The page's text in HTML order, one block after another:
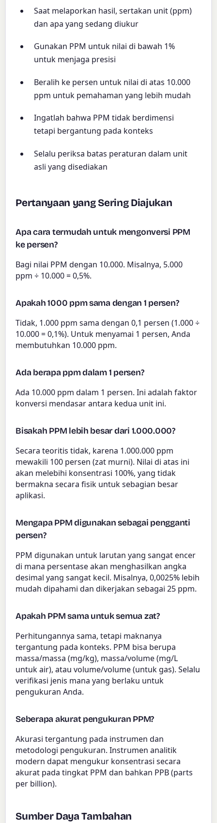
Saat melaporkan hasil, sertakan unit (ppm)
dan apa yang sedang diukur
Gunakan PPM untuk nilai di bawah 1%
untuk menjaga presisi
Beralih ke persen untuk nilai di atas 10.000
ppm untuk pemahaman yang lebih mudah
Ingatlah bahwa PPM tidak berdimensi
tetapi bergantung pada konteks
Selalu periksa batas peraturan dalam unit
asli yang disediakan
Pertanyaan yang Sering Diajukan
Apa cara termudah untuk mengonversi PPM
ke persen?
Bagi nilai PPM dengan 10.000. Misalnya, 5.000
ppm ÷ 10.000 = 0,5%.
Apakah 1000 ppm sama dengan 1 persen?
Tidak, 1.000 ppm sama dengan 0,1 persen (1.000 ÷
10.000 = 0,1%). Untuk menyamai 1 persen, Anda
membutuhkan 10.000 ppm.
Ada berapa ppm dalam 1 persen?
Ada 10.000 ppm dalam 1 persen. Ini adalah faktor
konversi mendasar antara kedua unit ini.
Bisakah PPM lebih besar dari 1.000.000?
Secara teoritis tidak, karena 1.000.000 ppm
mewakili 100 persen (zat murni). Nilai di atas ini
akan melebihi konsentrasi 100%, yang tidak
bermakna secara fisik untuk sebagian besar
aplikasi.
Mengapa PPM digunakan sebagai pengganti
persen?
PPM digunakan untuk larutan yang sangat encer
di mana persentase akan menghasilkan angka
desimal yang sangat kecil. Misalnya, 0,0025% lebih
mudah dipahami dan dikerjakan sebagai 25 ppm.
Apakah PPM sama untuk semua zat?
Perhitungannya sama, tetapi maknanya
tergantung pada konteks. PPM bisa berupa
massa/massa (mg/kg), massa/volume (mg/L
untuk air), atau volume/volume (untuk gas). Selalu
verifikasi jenis mana yang berlaku untuk
pengukuran Anda.
Seberapa akurat pengukuran PPM?
Akurasi tergantung pada instrumen dan
metodologi pengukuran. Instrumen analitik
modern dapat mengukur konsentrasi secara
akurat pada tingkat PPM dan bahkan PPB (parts
per billion).
Sumber Daya Tambahan